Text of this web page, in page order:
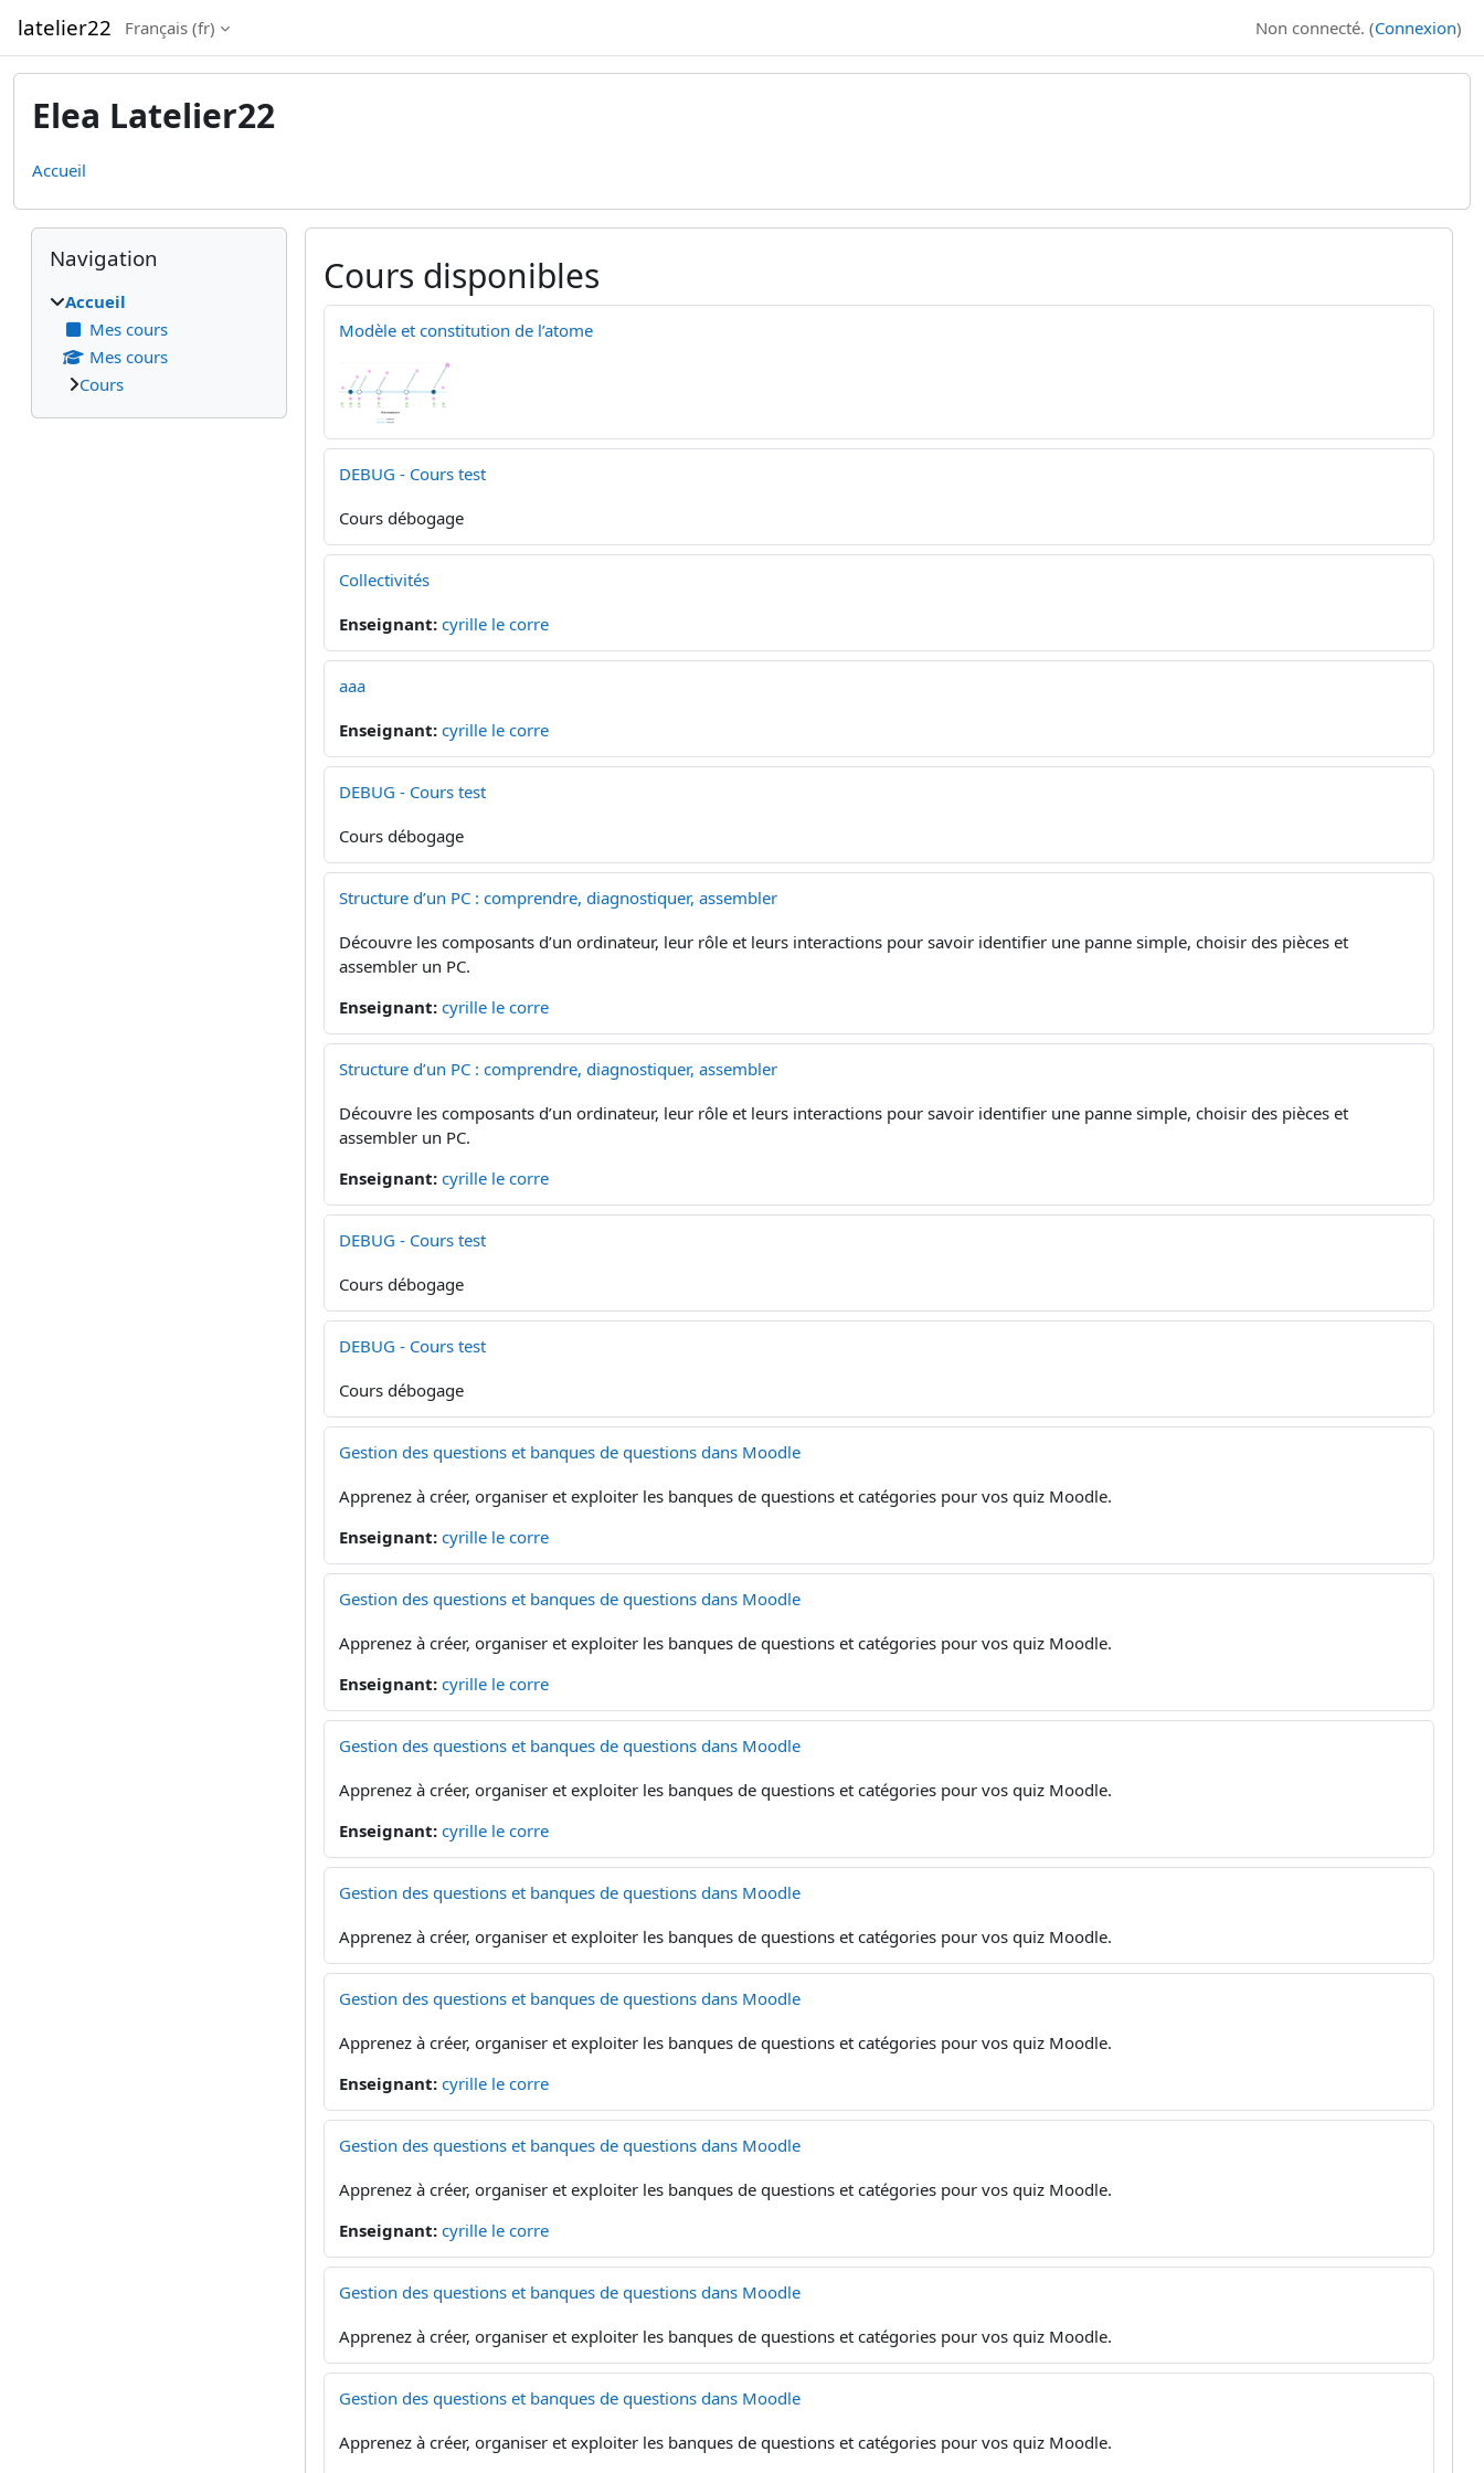
latelier22 Français ‎(fr)‎ Non connecté. (Connexion)
Elea Latelier22
Accueil
Cours disponibles
Modèle et constitution de l’atome
DEBUG - Cours test
Cours débogage
Collectivités
Enseignant: cyrille le corre
aaa
Enseignant: cyrille le corre
DEBUG - Cours test
Cours débogage
Structure d’un PC : comprendre, diagnostiquer, assembler
Découvre les composants d’un ordinateur, leur rôle et leurs interactions pour savoir identifier une panne simple, choisir des pièces et
assembler un PC.
Enseignant: cyrille le corre
Structure d’un PC : comprendre, diagnostiquer, assembler
Découvre les composants d’un ordinateur, leur rôle et leurs interactions pour savoir identifier une panne simple, choisir des pièces et
assembler un PC.
Enseignant: cyrille le corre
DEBUG - Cours test
Cours débogage
DEBUG - Cours test
Cours débogage
Gestion des questions et banques de questions dans Moodle
Apprenez à créer, organiser et exploiter les banques de questions et catégories pour vos quiz Moodle.
Enseignant: cyrille le corre
Gestion des questions et banques de questions dans Moodle
Apprenez à créer, organiser et exploiter les banques de questions et catégories pour vos quiz Moodle.
Enseignant: cyrille le corre
Gestion des questions et banques de questions dans Moodle
Apprenez à créer, organiser et exploiter les banques de questions et catégories pour vos quiz Moodle.
Enseignant: cyrille le corre
Gestion des questions et banques de questions dans Moodle
Apprenez à créer, organiser et exploiter les banques de questions et catégories pour vos quiz Moodle.
Gestion des questions et banques de questions dans Moodle
Apprenez à créer, organiser et exploiter les banques de questions et catégories pour vos quiz Moodle.
Enseignant: cyrille le corre
Gestion des questions et banques de questions dans Moodle
Apprenez à créer, organiser et exploiter les banques de questions et catégories pour vos quiz Moodle.
Enseignant: cyrille le corre
Gestion des questions et banques de questions dans Moodle
Apprenez à créer, organiser et exploiter les banques de questions et catégories pour vos quiz Moodle.
Gestion des questions et banques de questions dans Moodle
Apprenez à créer, organiser et exploiter les banques de questions et catégories pour vos quiz Moodle.
Blocs
Passer Navigation
Navigation
Accueil
Mes cours
Mes cours
Cours